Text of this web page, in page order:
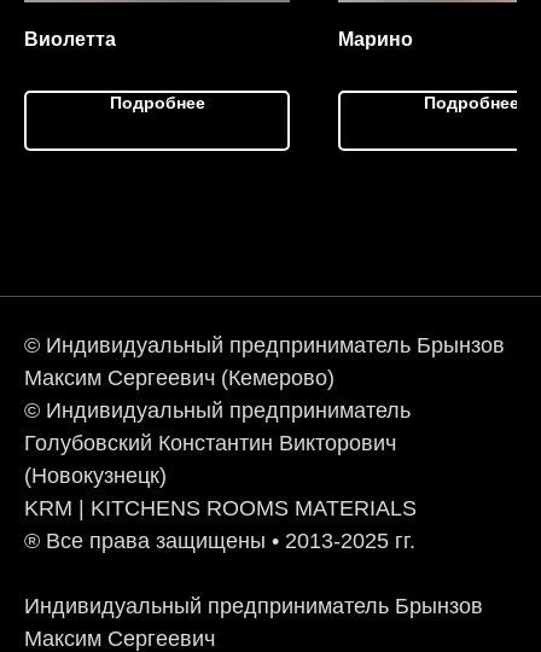
Виолетта
Подробнее
Марино
Подробнее
© Индивидуальный предприниматель Брынзов
Максим Сергеевич (Кемерово)
© Индивидуальный предприниматель
Голубовский Константин Викторович
(Новокузнецк)
KRM | KITCHENS ROOMS MATERIALS
® Все права защищены • 2013-2025 гг.
Индивидуальный предприниматель Брынзов
Максим Сергеевич